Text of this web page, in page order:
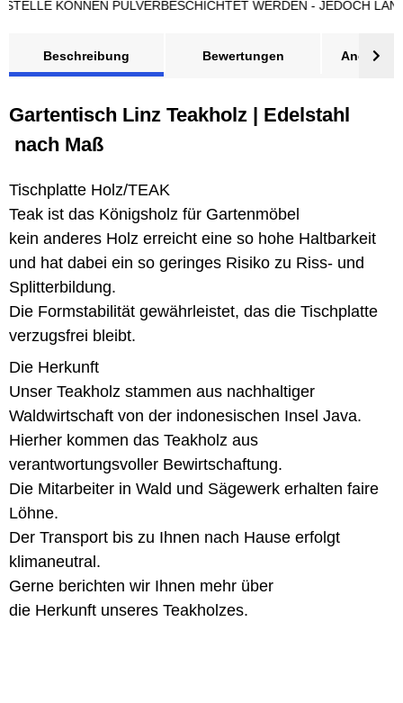
KÖNNEN PULVERBESCHICHTET WERDEN - JEDOCH LÄNGERE
Beschreibung Bewertungen Angebot
Gartentisch Linz Teakholz | Edelstahl
nach Maß
Tischplatte Holz/TEAK
Teak ist das Königsholz für Gartenmöbel
kein anderes Holz erreicht eine so hohe Haltbarkeit
und hat dabei ein so geringes Risiko zu Riss- und
Splitterbildung.
Die Formstabilität gewährleistet, das die Tischplatte
verzugsfrei bleibt.
Die Herkunft
Unser Teakholz stammen aus nachhaltiger
Waldwirtschaft von der indonesischen Insel Java.
Hierher kommen das Teakholz aus
verantwortungsvoller Bewirtschaftung.
Die Mitarbeiter in Wald und Sägewerk erhalten faire
Löhne.
Der Transport bis zu Ihnen nach Hause erfolgt
klimaneutral.
Gerne berichten wir Ihnen mehr über
die Herkunft unseres Teakholzes.